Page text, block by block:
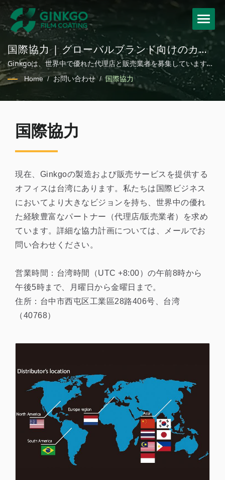
国際協力 | グローバルブランド向けのカス
タムホットスタンプ箔とコーティングフィ
ルムソリューション
Ginkgoは、世界中で優れた代理店と販売業者を募集しています。
パッケージ、化粧品、繊維、自動車用途のための持続可能なコー
ティングフィルムソリューション
Home / お問い合わせ / 国際協力
国際協力
現在、Ginkgoの製造および販売サービスを提供する
オフィスは台湾にあります。私たちは国際ビジネス
においてより大きなビジョンを持ち、世界中の優れ
た経験豊富なパートナー（代理店/販売業者）を求め
ています。詳細な協力計画については、メールでお
問い合わせください。
営業時間：台湾時間（UTC +8:00）の午前8時から
午後5時まで、月曜日から金曜日まで。
住所：台中市西屯区工業區28路406号、台湾
（40768）